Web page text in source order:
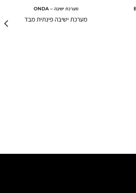
מערכת ישיבה – ONDA
מערכת ישיבה פינתית מבד